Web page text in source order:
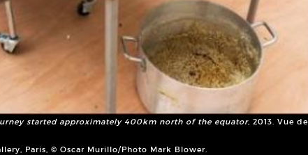
started approximately 400km north of the equator, 2013. Vue de
Paris, © Oscar Murillo/Photo Mark Blower.